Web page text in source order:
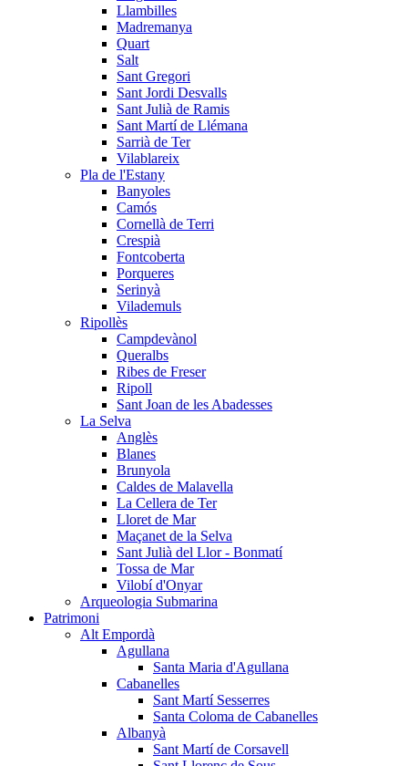
Llambilles
Madremanya
Quart
Salt
Sant Gregori
Sant Jordi Desvalls
Sant Julià de Ramis
Sant Martí de Llémana
Sarrià de Ter
Vilablareix
Pla de l'Estany
Banyoles
Camós
Cornellà de Terri
Crespià
Fontcoberta
Porqueres
Serinyà
Vilademuls
Ripollès
Campdevànol
Queralbs
Ribes de Freser
Ripoll
Sant Joan de les Abadesses
La Selva
Anglès
Blanes
Brunyola
Caldes de Malavella
La Cellera de Ter
Lloret de Mar
Maçanet de la Selva
Sant Julià del Llor - Bonmatí
Tossa de Mar
Vilobí d'Onyar
Arqueologia Submarina
Patrimoni
Alt Empordà
Agullana
Santa Maria d'Agullana
Cabanelles
Sant Martí Sesserres
Santa Coloma de Cabanelles
Albanyà
Sant Martí de Corsavell